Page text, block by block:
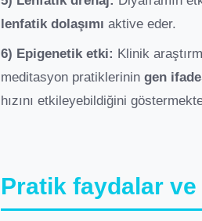
lenfatik dolaşımı aktive eder.
6) Epigenetik etki: Klinik
meditasyon pratiklerinin gen
hızını etkileyebildiğini
Pratik faydalar ve